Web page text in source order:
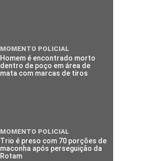
MOMENTO POLICIAL
Homem é encontrado morto
dentro de poço em área de
mata com marcas de tiros
MOMENTO POLICIAL
Trio é preso com 70 porções de
maconha após perseguição da
Rotam